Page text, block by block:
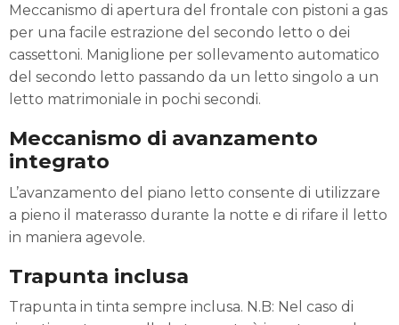
Meccanismo di apertura del frontale con pistoni a gas
per una facile estrazione del secondo letto o dei
cassettoni. Maniglione per sollevamento automatico
del secondo letto passando da un letto singolo a un
letto matrimoniale in pochi secondi.
Meccanismo di avanzamento
integrato
L’avanzamento del piano letto consente di utilizzare
a pieno il materasso durante la notte e di rifare il letto
in maniera agevole.
Trapunta inclusa
Trapunta in tinta sempre inclusa. N.B: Nel caso di